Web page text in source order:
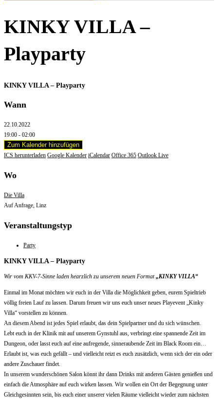
KINKY VILLA –
Playparty
KINKY VILLA – Playparty
Wann
22.10.2022
19:00 - 02:00
Zum Kalender hinzufügen
ICS herunterladen Google Kalender iCalendar Office 365 Outlook Live
Wo
Die Villa
Auf Anfrage, Linz
Veranstaltungstyp
Party
KINKY VILLA – Playparty
Wir vom KKV-7-Sinne laden hearzlich zu unserem neuen Format„KINKY VILLA“
Einmal im Monat möchten wir euch in der Villa die Möglichkeit geben, eurem Spieltrieb
völlig freien Lauf zu lassen. Darum freuen wir uns euch unser neues Playevent „Kinky
Villa“ vorstellen zu können.
An diesem Abend ist jedes Spiel erlaubt, das dein Spielpartner und du sich wünschen.
Lebt euch in der Klinik mit auf unserem Gynstuhl aus, verbringt eine spannende Zeit im
Dungeon, oder lasst euch auf eine aufregende, sinneraubende Zeit im Black Room ein…
Erlaubt ist, was euch gefällt – und vielleicht reizt es euch zusätzlich, wenn sich der ein oder
andere Zuschauer findet.
In unserem wunderschönen Salon könnt ihr dann Drinks mit anderen Gästen genießen und
einfach die Atmosphäre auf euch wirken lassen. Wir wollen ein Ort der Begegnung unter
Gleichgesinnten sein, bis euch einer unserer vielen Räume vielleicht wieder zum nächsten